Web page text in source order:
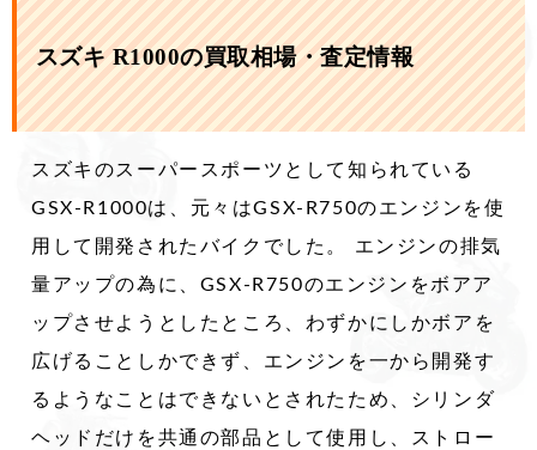
スズキ R1000の買取相場・査定情報
スズキのスーパースポーツとして知られている
GSX-R1000は、元々はGSX-R750のエンジンを使
用して開発されたバイクでした。 エンジンの排気
量アップの為に、GSX-R750のエンジンをボアア
ップさせようとしたところ、わずかにしかボアを
広げることしかできず、エンジンを一から開発す
るようなことはできないとされたため、シリンダ
ヘッドだけを共通の部品として使用し、ストロー